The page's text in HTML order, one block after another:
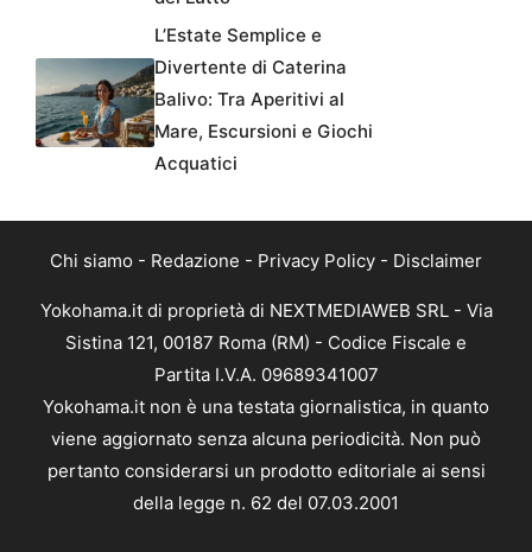
L’Estate Semplice e
Divertente di Caterina
Balivo: Tra Aperitivi al
Mare, Escursioni e Giochi
Acquatici
Chi siamo - Redazione - Privacy Policy - Disclaimer
Yokohama.it di proprietà di NEXTMEDIAWEB SRL - Via
Sistina 121, 00187 Roma (RM) - Codice Fiscale e
Partita I.V.A. 09689341007
Yokohama.it non è una testata giornalistica, in quanto
viene aggiornato senza alcuna periodicità. Non può
pertanto considerarsi un prodotto editoriale ai sensi
della legge n. 62 del 07.03.2001